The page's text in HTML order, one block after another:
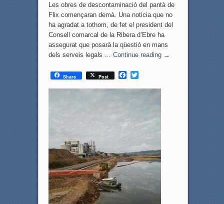
Les obres de descontaminació del pantà de
Flix començaran demà. Una noticia que no
ha agradat a tothom, de fet el president del
Consell comarcal de la Ribera d’Ebre ha
assegurat que posarà la qüestió en mans
dels serveis legals … Continue reading →
Share Post
F
c
o
T
i
r